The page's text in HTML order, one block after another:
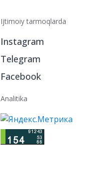
Ijtimoiy tarmoqlarda
Instagram
Telegram
Facebook
Analitika